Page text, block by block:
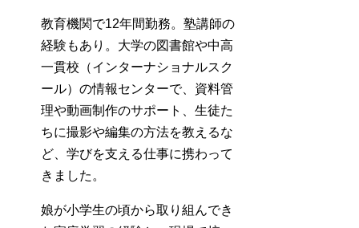
教育機関で12年間勤務。塾講師の
経験もあり。大学の図書館や中高
一貫校（インターナショナルスク
ール）の情報センターで、資料管
理や動画制作のサポート、生徒た
ちに撮影や編集の方法を教えるな
ど、学びを支える仕事に携わって
きました。
娘が小学生の頃から取り組んでき